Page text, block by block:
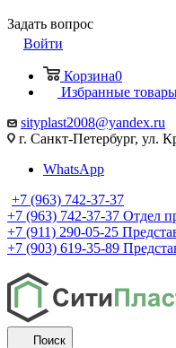
Задать вопрос
Войти
Корзина0
Избранные
sityplast2008@yandex.ru
г. Санкт-Петербург, ул.
WhatsApp
+7 (963) 742-37-37
+7 (963) 742-37-37 Отдел
+7 (911) 290-05-25
+7 (903) 619-35-89
Поиск